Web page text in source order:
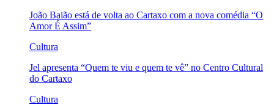
João Baião está de volta ao Cartaxo com a nova comédia “O
Amor É Assim”
Cultura
Jel apresenta “Quem te viu e quem te vê” no Centro Cultural
do Cartaxo
Cultura